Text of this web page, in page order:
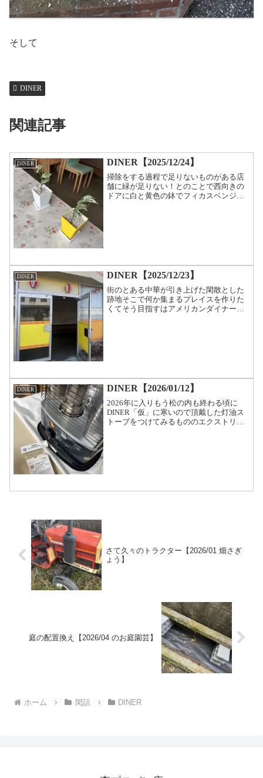
そして
DINER
関連記事
DINER DINER【2025/12/24】
掃除をする過程で足りないものがある店
舗に緑が足りない！とのことで西向きの
ドアに白と黄色の鉢でフィカスベンジャ
DINER DINER【2025/12/23】
街のとある中華が引き上げた閑散とした
跡地そこで何か集まるプレイスを作りた
くてそう目指すはアメリカンダイナー
DINER DINER【2026/01/12】
2026年に入りもう松の内も終わる頃に
DINER「仮」に寒いので頂戴した灯油ス
トーブをつけてみるもののエクストリー
さて久々のトラクター【2026/01 畑さぎ
ょう】
庭の配置換え【2026/04 のお庭園芸】
ホーム 閑話 DINER